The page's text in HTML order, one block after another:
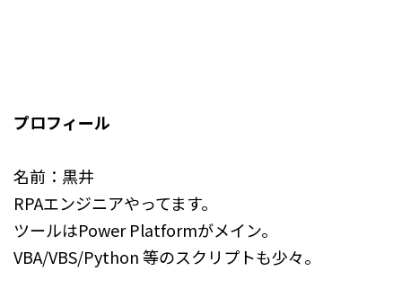
プロフィール
名前：黒井
RPAエンジニアやってます。
ツールはPower Platformがメイン。
VBA/VBS/Python 等のスクリプトも少々。